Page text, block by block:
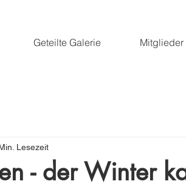
Geteilte Galerie Mitglieder
- der Winter
Lesezeit